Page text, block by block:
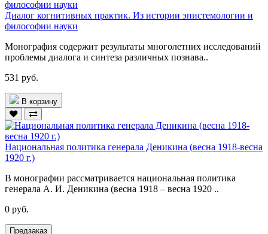
Диалог когнитивных практик. Из истории эпистемологии и
философии науки
Монография содержит результаты многолетних исследований
проблемы диалога и синтеза различных познава..
531 руб.
В корзину
Национальная политика генерала Деникина (весна 1918-весна
1920 г.)
В монографии рассматривается национальная политика
генерала А. И. Деникина (весна 1918 – весна 1920 ..
0 руб.
Предзаказ